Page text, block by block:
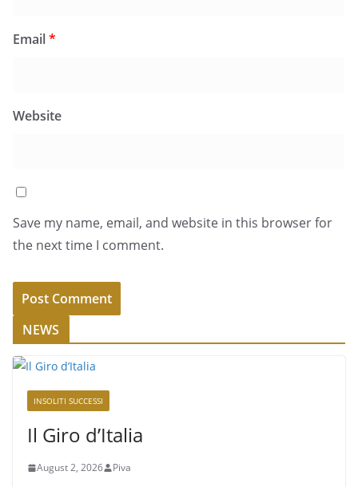
Email*
Website
Save my name, email, and website in this browser for
the next time I comment.
NEWS
INSOLITI SUCCESSI
Il Giro d’Italia
August 2, 2026 Piva